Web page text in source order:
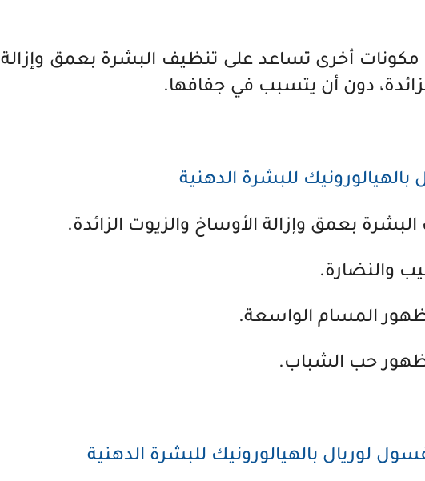
مكونات أخرى تساعد على تنظيف البشرة بعمق وإزالة
دون أن يتسبب في جفافها.
للبشرة الدهنية
بعمق وإزالة الأوساخ والزيوت الزائدة.
والنضارة.
المسام الواسعة.
حب الشباب.
لوريال بالهيالورونيك للبشرة الدهنية